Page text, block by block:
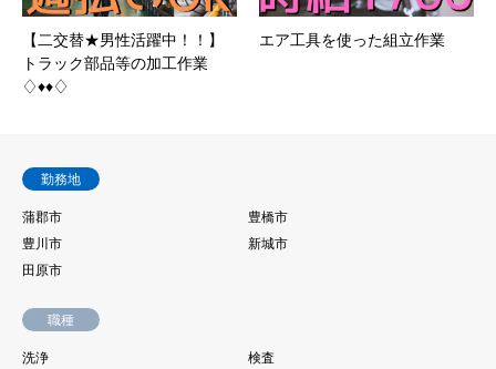
【二交替★男性活躍中！！】
トラック部品等の加工作業
♢♦♦♢
エア工具を使った組立作業
勤務地
蒲郡市
豊橋市
豊川市
新城市
田原市
職種
洗浄
検査